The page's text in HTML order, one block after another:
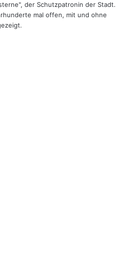
der Schutzpatronin der Stadt.
mal offen, mit und ohne